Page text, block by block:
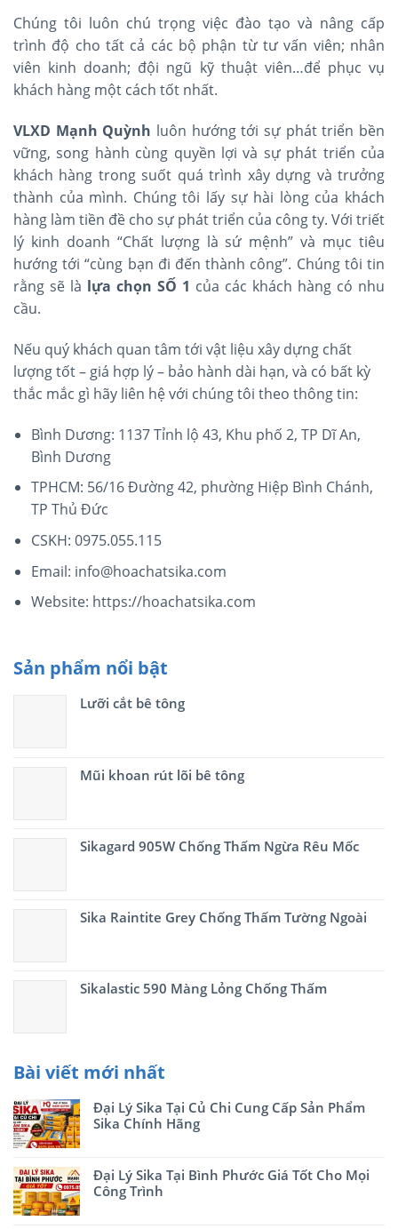
Chúng tôi luôn chú trọng việc đào tạo và nâng cấp
trình độ cho tất cả các bộ phận từ tư vấn viên; nhân
viên kinh doanh; đội ngũ kỹ thuật viên…để phục vụ
khách hàng một cách tốt nhất.
VLXD Mạnh Quỳnh luôn hướng tới sự phát triển bền
vững, song hành cùng quyền lợi và sự phát triển của
khách hàng trong suốt quá trình xây dựng và trưởng
thành của mình. Chúng tôi lấy sự hài lòng của khách
hàng làm tiền đề cho sự phát triển của công ty. Với triết
lý kinh doanh “Chất lượng là sứ mệnh” và mục tiêu
hướng tới “cùng bạn đi đến thành công”. Chúng tôi tin
rằng sẽ là lựa chọn SỐ 1 của các khách hàng có nhu
cầu.
Nếu quý khách quan tâm tới vật liệu xây dựng chất
lượng tốt – giá hợp lý – bảo hành dài hạn, và có bất kỳ
thắc mắc gì hãy liên hệ với chúng tôi theo thông tin:
Bình Dương: 1137 Tỉnh lộ 43, Khu phố 2, TP Dĩ An,
Bình Dương
TPHCM: 56/16 Đường 42, phường Hiệp Bình Chánh,
TP Thủ Đức
CSKH: 0975.055.115
Email: info@hoachatsika.com
Website: https://hoachatsika.com
Sản phẩm nổi bật
Lưỡi cắt bê tông
Mũi khoan rút lõi bê tông
Sikagard 905W Chống Thấm Ngừa Rêu Mốc
Sika Raintite Grey Chống Thấm Tường Ngoài
Sikalastic 590 Màng Lỏng Chống Thấm
Bài viết mới nhất
Đại Lý Sika Tại Củ Chi Cung Cấp Sản Phẩm
Sika Chính Hãng
Đại Lý Sika Tại Bình Phước Giá Tốt Cho Mọi
Công Trình